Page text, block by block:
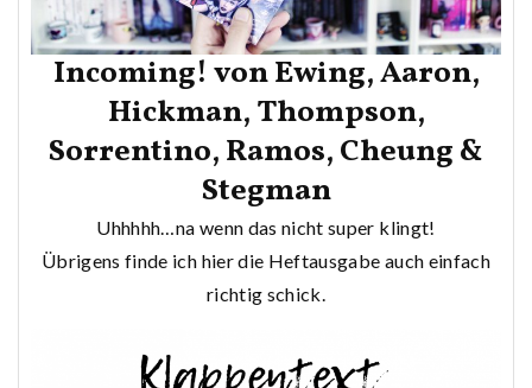
Incoming! von Ewing, Aaron,
Hickman, Thompson,
Sorrentino, Ramos, Cheung &
Stegman
Uhhhhh…na wenn das nicht super klingt!
Übrigens finde ich hier die Heftausgabe auch einfach
richtig schick.